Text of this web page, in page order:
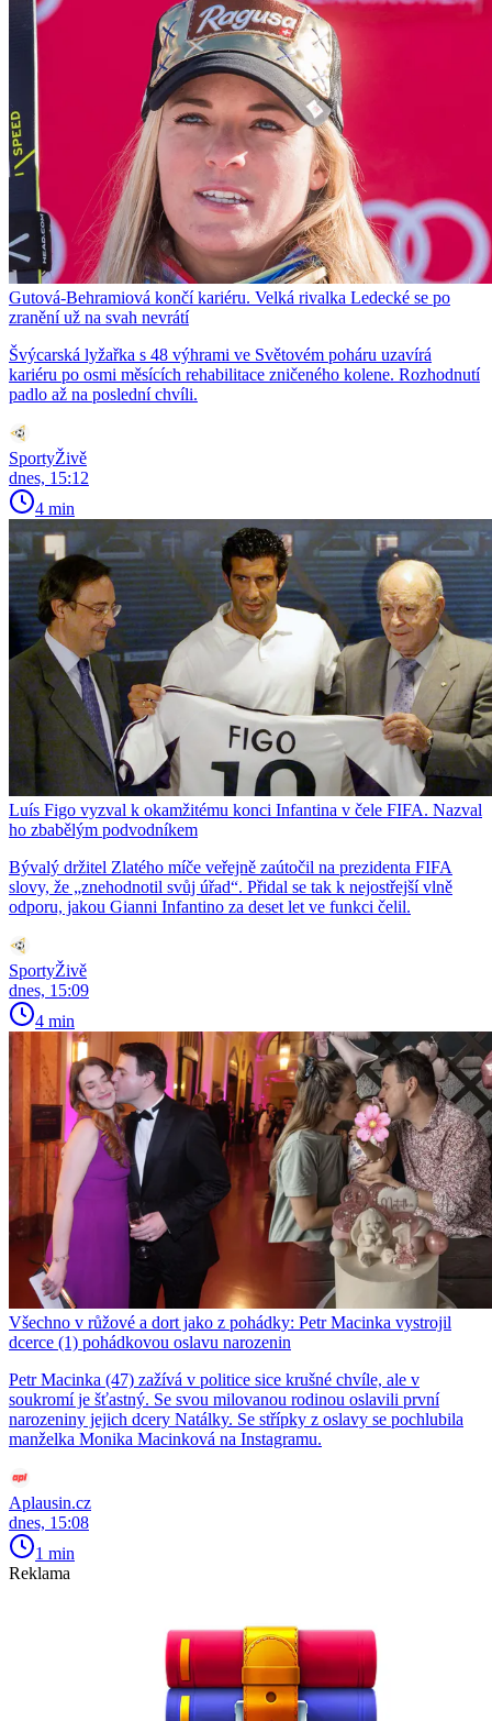
Gutová-Behramiová končí kariéru. Velká rivalka Ledecké se po
zranění už na svah nevrátí
Švýcarská lyžařka s 48 výhrami ve Světovém poháru uzavírá
kariéru po osmi měsících rehabilitace zničeného kolene. Rozhodnutí
padlo až na poslední chvíli.
SportyŽivě
dnes, 15:12
4 min
Luís Figo vyzval k okamžitému konci Infantina v čele FIFA. Nazval
ho zbabělým podvodníkem
Bývalý držitel Zlatého míče veřejně zaútočil na prezidenta FIFA
slovy, že „znehodnotil svůj úřad“. Přidal se tak k nejostřejší vlně
odporu, jakou Gianni Infantino za deset let ve funkci čelil.
SportyŽivě
dnes, 15:09
4 min
Všechno v růžové a dort jako z pohádky: Petr Macinka vystrojil
dcerce (1) pohádkovou oslavu narozenin
Petr Macinka (47) zažívá v politice sice krušné chvíle, ale v
soukromí je šťastný. Se svou milovanou rodinou oslavili první
narozeniny jejich dcery Natálky. Se střípky z oslavy se pochlubila
manželka Monika Macinková na Instagramu.
Aplausin.cz
dnes, 15:08
1 min
Reklama